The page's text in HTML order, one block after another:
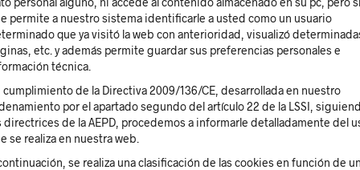
permite a nuestro sistema identificarle a usted como un usuario
que ya visitó la web con anterioridad, visualizó
etc. y además permite guardar sus preferencias personales e
técnica.
cumplimiento de la Directiva 2009/136/CE, desarrollada en nuestro
por el apartado segundo del artículo 22 de la LSSI,
directrices de la AEPD, procedemos a informarle detalladamente del
se realiza en nuestra web.
se realiza una clasificación de las cookies en función de